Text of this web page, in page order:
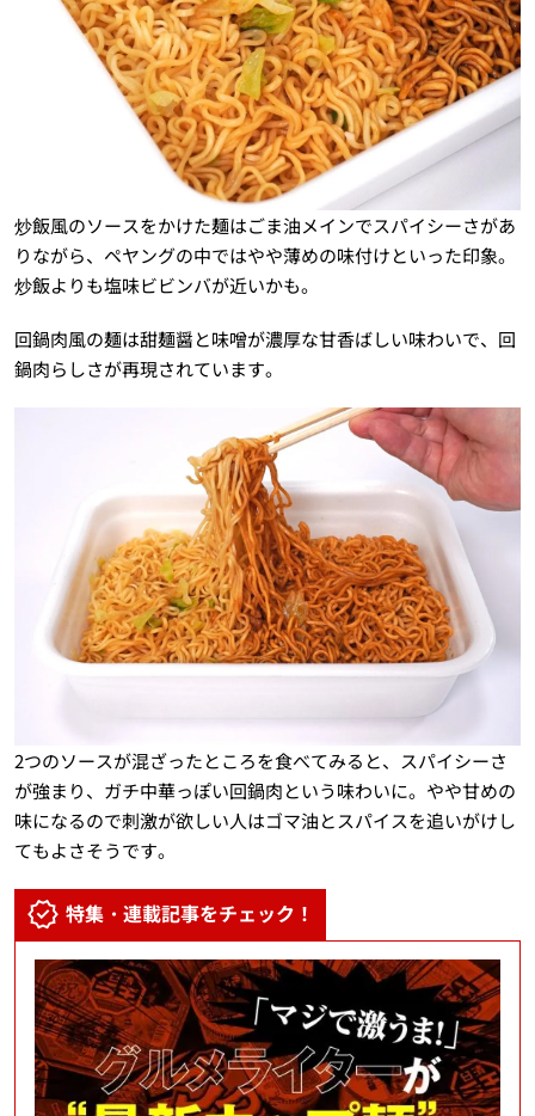
炒飯風のソースをかけた麺はごま油メインでスパイシーさがあ
りながら、ペヤングの中ではやや薄めの味付けといった印象。
炒飯よりも塩味ビビンバが近いかも。
回鍋肉風の麺は甜麺醤と味噌が濃厚な甘香ばしい味わいで、回
鍋肉らしさが再現されています。
2つのソースが混ざったところを食べてみると、スパイシーさ
が強まり、ガチ中華っぽい回鍋肉という味わいに。やや甘めの
味になるので刺激が欲しい人はゴマ油とスパイスを追いがけし
てもよさそうです。
特集・連載記事をチェック！